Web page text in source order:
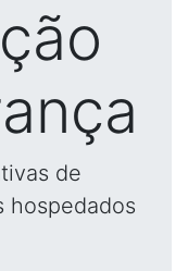
de
hospedados